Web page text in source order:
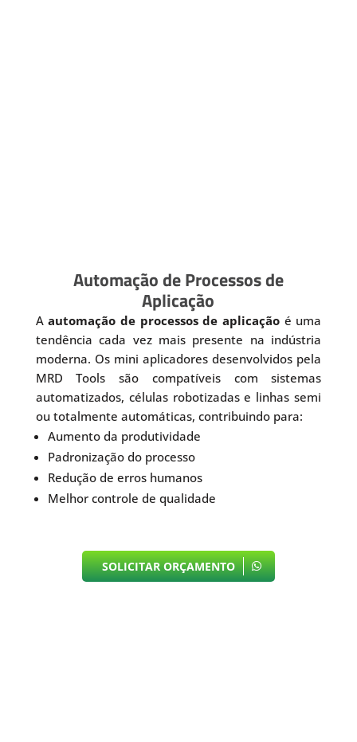
Automação de Processos de
Aplicação
Aautomação de processos de aplicaçãoé uma
tendência cada vez mais presente na indústria
moderna. Os mini aplicadores desenvolvidos pela
MRD Tools são compatíveis com sistemas
automatizados, células robotizadas e linhas semi
ou totalmente automáticas, contribuindo para:
Aumento da produtividade
Padronização do processo
Redução de erros humanos
Melhor controle de qualidade
SOLICITAR ORÇAMENTO